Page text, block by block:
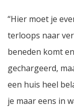
“Hier moet je
terloops naar
beneden komt
gechargeerd,
een huis heel
je maar eens in